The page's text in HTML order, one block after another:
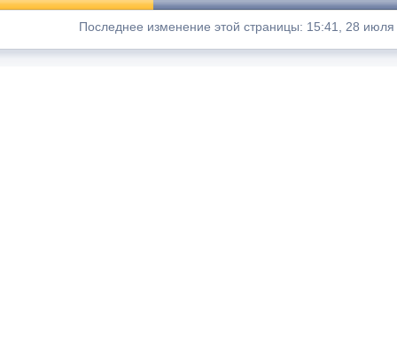
Последнее изменение этой страницы: 15:41, 28